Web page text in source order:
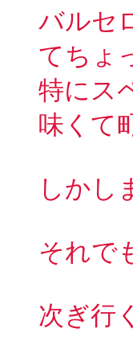
バルセ
てちょ
特にス
味くて
しかし
それで
次ぎ行